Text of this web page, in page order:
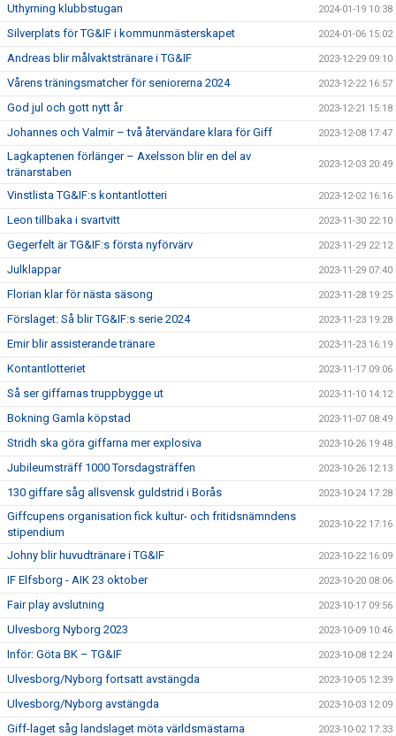
Uthyrning klubbstugan 2024-01-19 10:38
Silverplats för TG&IF i kommunmästerskapet 2024-01-06 15:02
Andreas blir målvaktstränare i TG&IF 2023-12-29 09:10
Vårens träningsmatcher för seniorerna 2024 2023-12-22 16:57
God jul och gott nytt år 2023-12-21 15:18
Johannes och Valmir – två återvändare klara för Giff 2023-12-08 17:47
Lagkaptenen förlänger – Axelsson blir en del av
tränarstaben
2023-12-03 20:49
Vinstlista TG&IF:s kontantlotteri 2023-12-02 16:16
Leon tillbaka i svartvitt 2023-11-30 22:10
Gegerfelt är TG&IF:s första nyförvärv 2023-11-29 22:12
Julklappar 2023-11-29 07:40
Florian klar för nästa säsong 2023-11-28 19:25
Förslaget: Så blir TG&IF:s serie 2024 2023-11-23 19:28
Emir blir assisterande tränare 2023-11-23 16:19
Kontantlotteriet 2023-11-17 09:06
Så ser giffarnas truppbygge ut 2023-11-10 14:12
Bokning Gamla köpstad 2023-11-07 08:49
Stridh ska göra giffarna mer explosiva 2023-10-26 19:48
Jubileumsträff 1000 Torsdagsträffen 2023-10-26 12:13
130 giffare såg allsvensk guldstrid i Borås 2023-10-24 17:28
Giffcupens organisation fick kultur- och fritidsnämndens
stipendium
2023-10-22 17:16
Johny blir huvudtränare i TG&IF 2023-10-22 16:09
IF Elfsborg - AIK 23 oktober 2023-10-20 08:06
Fair play avslutning 2023-10-17 09:56
Ulvesborg Nyborg 2023 2023-10-09 10:46
Inför: Göta BK – TG&IF 2023-10-08 12:24
Ulvesborg/Nyborg fortsatt avstängda 2023-10-05 12:39
Ulvesborg/Nyborg avstängda 2023-10-03 12:09
Giff-laget såg landslaget möta världsmästarna 2023-10-02 17:33